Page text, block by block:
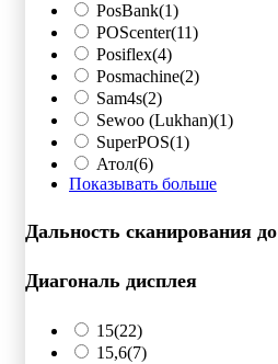
PosBank(1)
POScenter(11)
Posiflex(4)
Posmachine(2)
Sam4s(2)
Sewoo (Lukhan)(1)
SuperPOS(1)
Атол(6)
Показывать больше
Дальность сканирования до
Диагональ дисплея
15(22)
15,6(7)